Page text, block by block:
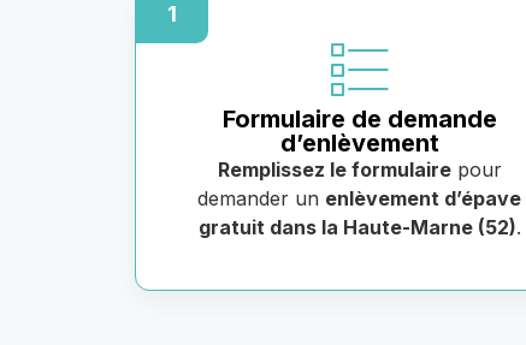
1
Formulaire de demande
d’enlèvement
Remplissez le formulairepour
demander un enlèvement d’épave
gratuit dans la Haute-Marne (52).